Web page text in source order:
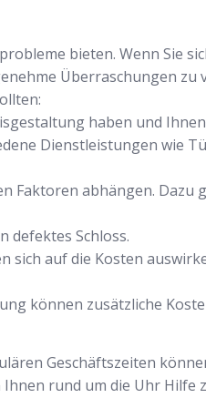
bieten. Wenn Sie
Überraschungen zu
haben und
Dienstleistungen wie
Faktoren abhängen. Dazu
defektes Schloss.
sich auf die Kosten
können zusätzliche
Geschäftszeiten
rund um die Uhr Hilfe